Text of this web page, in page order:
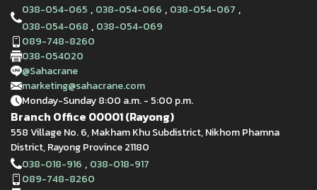
038-054-065 , 038-054-066 , 038-054-067 ,
038-054-068 , 038-054-069
089-748-8260
038-054020
@Sahacrane
marketing@sahacrane.com
Monday-Sunday 8:00 a.m. - 5:00 p.m.
Branch Office 00001 (Rayong)
558 Village No. 6, Makham Khu Subdistrict, Nikhom Phamna
District, Rayong Province 21180
038-018-916 , 038-018-917
089-748-8260